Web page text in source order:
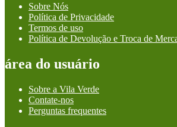
Sobre Nós
Política de Privacidade
Termos de uso
Política de Devolução e Troca de
área do usuário
Sobre a Vila Verde
Contate-nos
Perguntas frequentes